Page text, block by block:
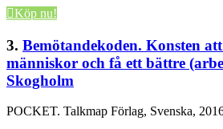
Köp nu!
3. Bemötandekoden. Konsten
människor och få ett bättre
Skogholm
POCKET. Talkmap Förlag, Svenska,